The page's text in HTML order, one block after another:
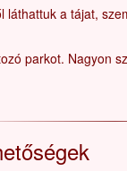
a tájat,
parkot. Nagyon